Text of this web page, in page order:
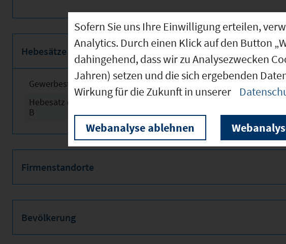
Hebesätze
Gewerbesteuerhebesatz
Hebesatz der Grundsteuer
B
Firmenstandorte
Bevölkerung
Sofern Sie uns Ihre Einwilligung erteilen,
Analytics. Durch einen Klick auf den Button
dahingehend, dass wir zu Analysezwecken
Jahren) setzen und die sich ergebenden
Wirkung für die Zukunft in unserer
Webanalyse ablehnen